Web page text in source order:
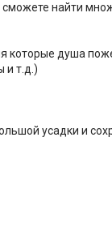
найти
которые душа
и т.д.)
усадки и